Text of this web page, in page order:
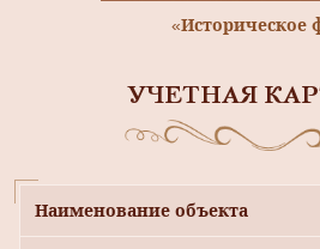
«Историческое
УЧЕТНАЯ
Наименование объекта